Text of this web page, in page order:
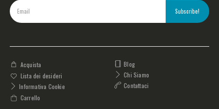
Acquista
Lista dei desideri
Informativa Cookie
Carrello
Blog
Chi Siamo
Contattaci